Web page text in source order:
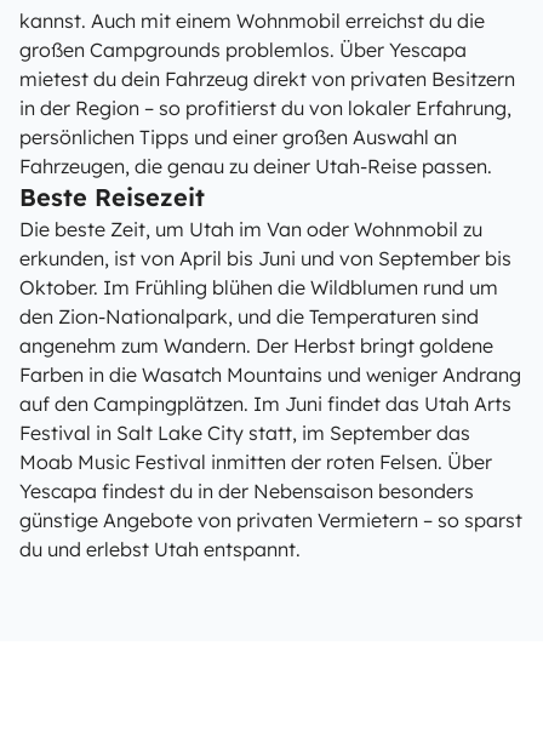
kannst. Auch mit einem Wohnmobil erreichst du die
großen Campgrounds problemlos. Über Yescapa
mietest du dein Fahrzeug direkt von privaten Besitzern
in der Region – so profitierst du von lokaler Erfahrung,
persönlichen Tipps und einer großen Auswahl an
Fahrzeugen, die genau zu deiner Utah-Reise passen.
Beste Reisezeit
Die beste Zeit, um Utah im Van oder Wohnmobil zu
erkunden, ist von April bis Juni und von September bis
Oktober. Im Frühling blühen die Wildblumen rund um
den Zion-Nationalpark, und die Temperaturen sind
angenehm zum Wandern. Der Herbst bringt goldene
Farben in die Wasatch Mountains und weniger Andrang
auf den Campingplätzen. Im Juni findet das Utah Arts
Festival in Salt Lake City statt, im September das
Moab Music Festival inmitten der roten Felsen. Über
Yescapa findest du in der Nebensaison besonders
günstige Angebote von privaten Vermietern – so sparst
du und erlebst Utah entspannt.